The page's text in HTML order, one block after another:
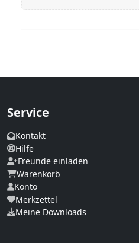
Service
Kontakt
Hilfe
Freunde einladen
Warenkorb
Konto
Merkzettel
Meine Downloads